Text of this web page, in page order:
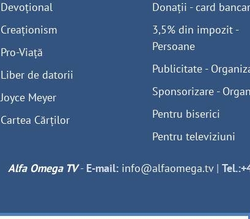
Devoțional
Creaționism
Pro-Viață
Liber de datorii
Joyce Meyer
Cartea Cărților
Donații - card bancar
3,5% din impozit -
Persoane
Publicitate -
Sponsorizare -
Pentru biserici
Pentru televiziuni
Alfa Omega TV- E-mail: info@alfaomega.tv|